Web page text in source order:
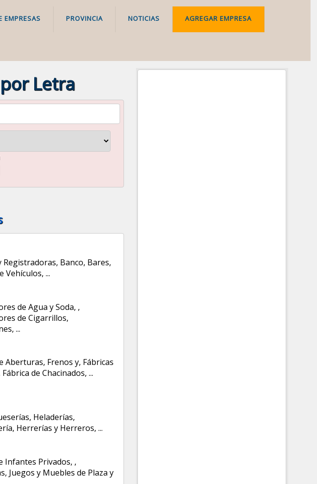
EMPRESAS PROVINCIA NOTICIAS AGREGAR EMPRESA
Letra
Registradoras, Banco, Bares,
Vehículos, ...
de Agua y Soda, ,
de Cigarrillos,
, ...
Aberturas, Frenos y, Fábricas
Fábrica de Chacinados, ...
, Heladerías,
, Herrerías y Herreros, ...
Infantes Privados, ,
, Juegos y Muebles de Plaza y